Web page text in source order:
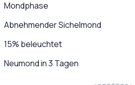
Mondphase
Abnehmender Sichelmond
15% beleuchtet
Neumond in 3 Tagen